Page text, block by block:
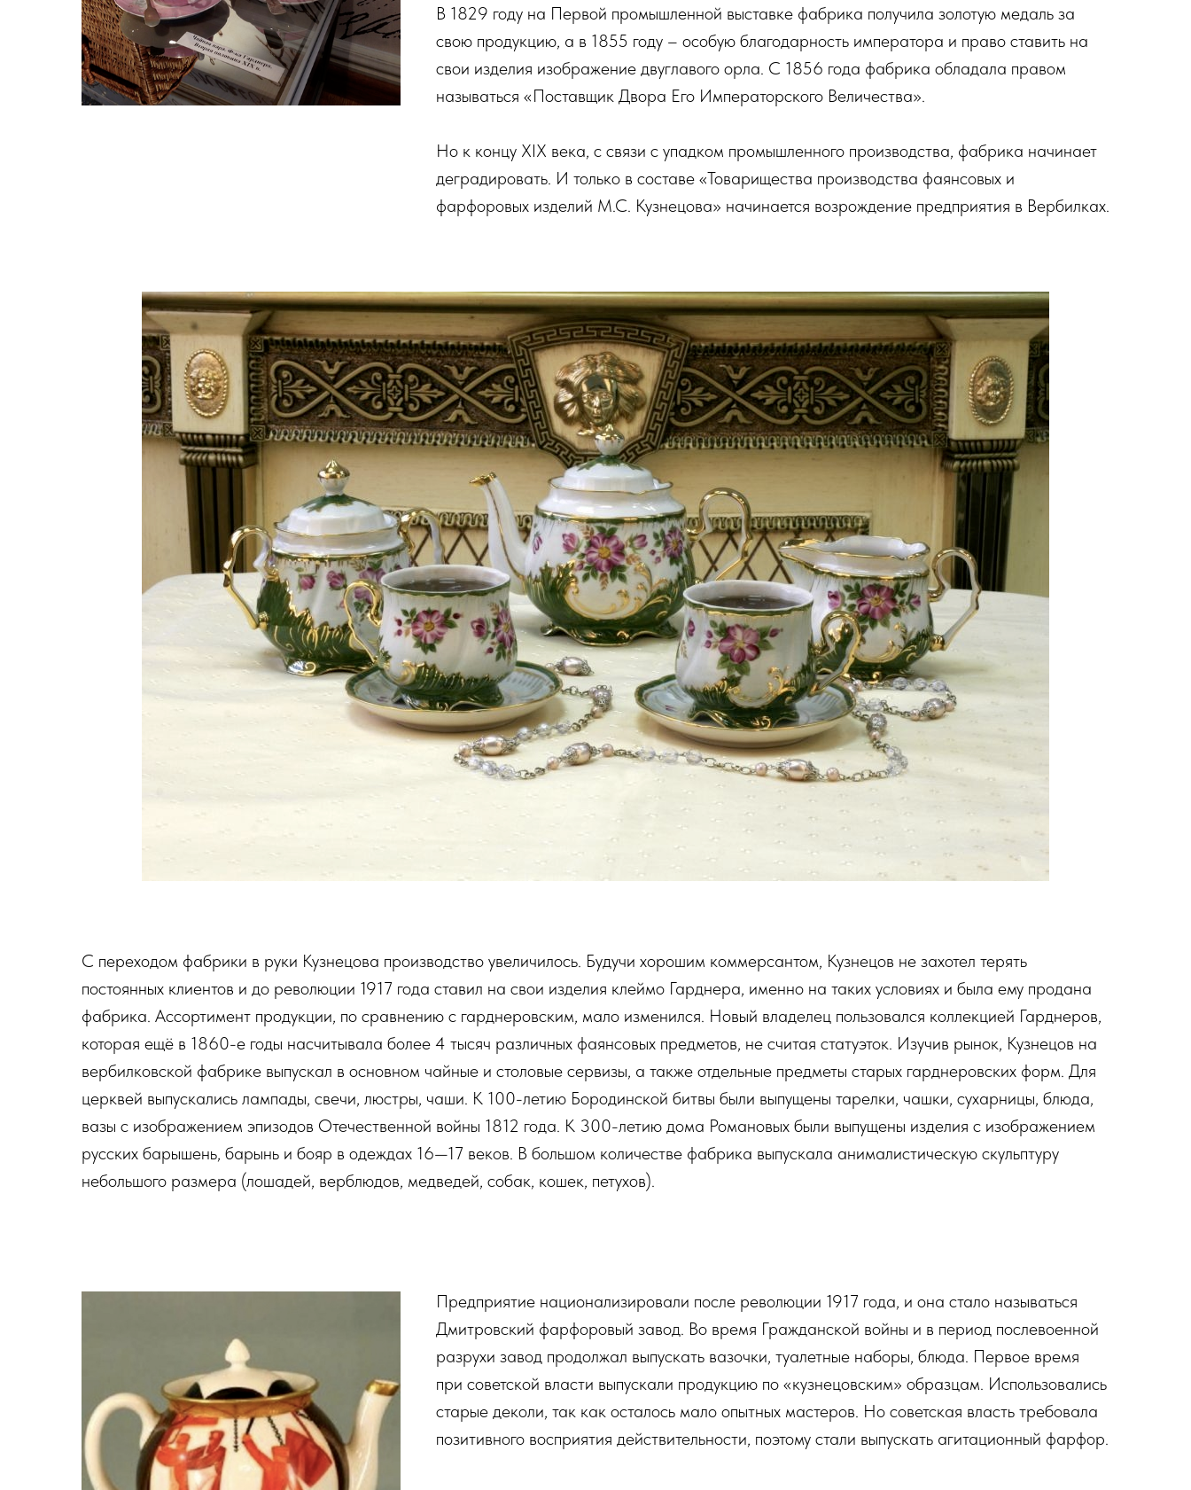
В 1829 году на Первой промышленной выставке фабрика получила золотую медаль за
свою продукцию, а в 1855 году – особую благодарность императора и право ставить на
свои изделия изображение двуглавого орла. С 1856 года фабрика обладала правом
называться «Поставщик Двора Его Императорского Величества».
Но к концу XIX века, с связи с упадком промышленного производства, фабрика начинает
деградировать. И только в составе «Товарищества производства фаянсовых и
фарфоровых изделий М.С. Кузнецова» начинается возрождение предприятия в Вербилках.
С переходом фабрики в руки Кузнецова производство увеличилось. Будучи хорошим коммерсантом, Кузнецов не захотел терять
постоянных клиентов и до революции 1917 года ставил на свои изделия клеймо Гарднера, именно на таких условиях и была ему продана
фабрика. Ассортимент продукции, по сравнению с гарднеровским, мало изменился. Новый владелец пользовался коллекцией Гарднеров,
которая ещё в 1860-е годы насчитывала более 4 тысяч различных фаянсовых предметов, не считая статуэток. Изучив рынок, Кузнецов на
вербилковской фабрике выпускал в основном чайные и столовые сервизы, а также отдельные предметы старых гарднеровских форм. Для
церквей выпускались лампады, свечи, люстры, чаши. К 100-летию Бородинской битвы были выпущены тарелки, чашки, сухарницы, блюда,
вазы с изображением эпизодов Отечественной войны 1812 года. К 300-летию дома Романовых были выпущены изделия с изображением
русских барышень, барынь и бояр в одеждах 16—17 веков. В большом количестве фабрика выпускала анималистическую скульптуру
небольшого размера (лошадей, верблюдов, медведей, собак, кошек, петухов).
Предприятие национализировали после революции 1917 года, и она стало называться
Дмитровский фарфоровый завод. Во время Гражданской войны и в период послевоенной
разрухи завод продолжал выпускать вазочки, туалетные наборы, блюда. Первое время
при советской власти выпускали продукцию по «кузнецовским» образцам. Использовались
старые деколи, так как осталось мало опытных мастеров. Но советская власть требовала
позитивного восприятия действительности, поэтому стали выпускать агитационный фарфор.